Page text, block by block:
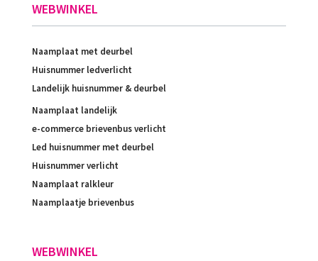
WEBWINKEL
Naamplaat met deurbel
Huisnummer ledverlicht
Landelijk huisnummer & deurbel
Naamplaat landelijk
e-commerce brievenbus verlicht
Led huisnummer met deurbel
Huisnummer verlicht
Naamplaat ralkleur
Naamplaatje brievenbus
WEBWINKEL